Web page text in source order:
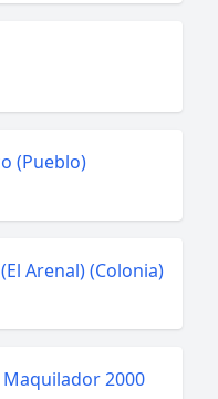
(Pueblo)
Arenal) (Colonia)
2000